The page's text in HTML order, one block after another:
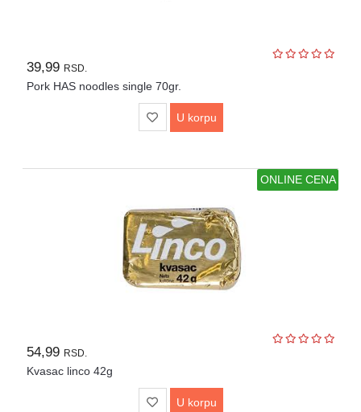
39,99 RSD.
Pork HAS noodles single 70gr.
U korpu
ONLINE CENA
54,99 RSD.
Kvasac linco 42g
U korpu